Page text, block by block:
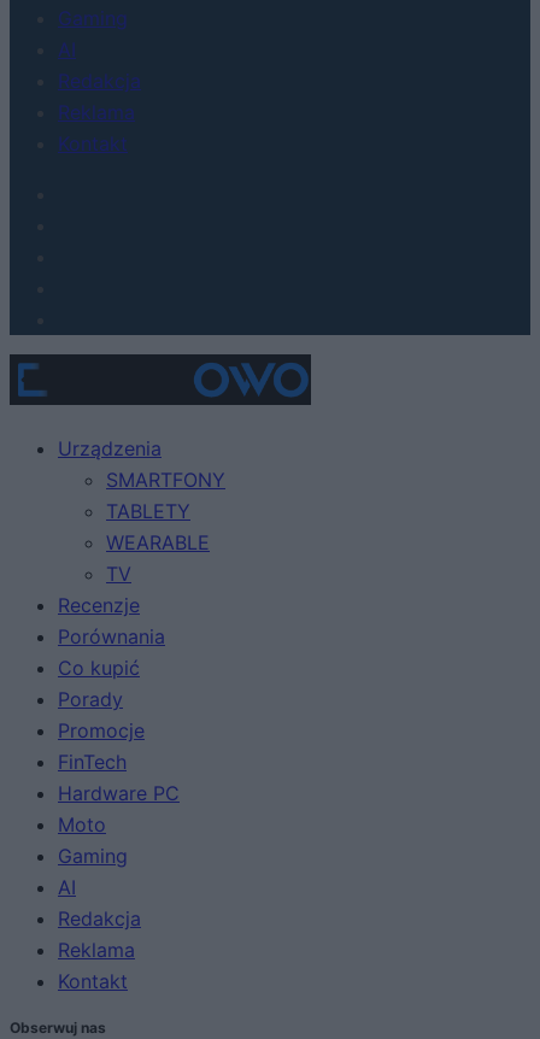
Gaming
AI
Redakcja
Reklama
Kontakt
Urządzenia
SMARTFONY
TABLETY
WEARABLE
TV
Recenzje
Porównania
Co kupić
Porady
Promocje
FinTech
Hardware PC
Moto
Gaming
AI
Redakcja
Reklama
Kontakt
Obserwuj nas